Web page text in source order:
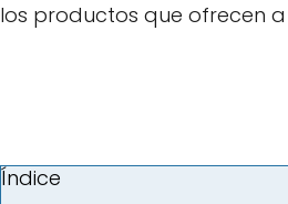
los productos que ofrecen a
Índice